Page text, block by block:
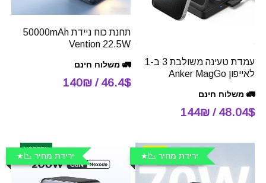
עמדת טעינה משולבת 3 ב-1
לאייפון Anker MagGo
🚛 משלוח חינם
48.04$ / 144₪
תחנת כוח ניידת 50000mAh
Vention 22.5W
🚛 משלוח חינם
46.4$ / 140₪
ירידת מחיר 📉 ירידת מחיר 📉